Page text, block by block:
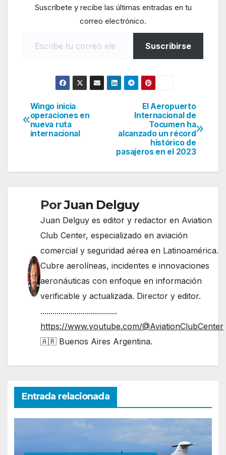
Suscríbete y recibe las últimas entradas en tu
correo electrónico.
Suscribirse
Navegación
de
El Aeropuerto
Internacional de
Tocumen ha
alcanzado un récord
histórico de
pasajeros en el 2023
Wingo inicia
operaciones en
nueva ruta
internacional
PorJuan Delguy
Juan Delguy es editor y redactor en Aviation
Club Center, especializado en aviación
comercial y seguridad aérea en Latinoamérica.
Cubre aerolíneas, incidentes e innovaciones
aeronáuticas con enfoque en información
verificable y actualizada. Director y editor.
......................................
https://www.youtube.com/@AviationClubCenter
🇦🇷 Buenos Aires Argentina.
Entrada relacionada